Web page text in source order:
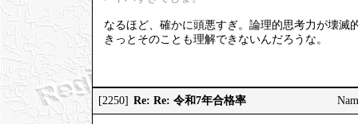
なるほど、確かに頭悪すぎ。論理的思考力が壊滅
きっとそのことも理解できないんだろうな。
[2250] Re: Re: 令和7年合格率